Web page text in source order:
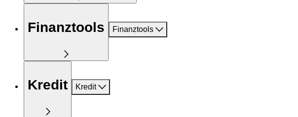
Finanztools Finanztools
Kredit Kredit